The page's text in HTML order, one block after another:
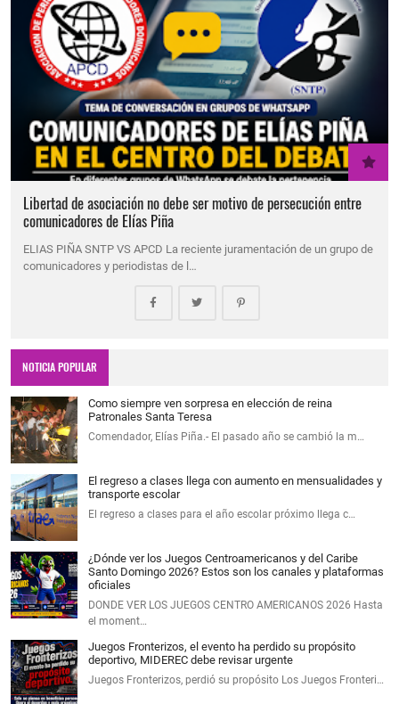
Libertad de asociación no debe ser motivo de persecución entre
comunicadores de Elías Piña
ELIAS PIÑA SNTP VS APCD La reciente juramentación de un grupo de
comunicadores y periodistas de l…
NOTICIA POPULAR
Como siempre ven sorpresa en elección de reina
Patronales Santa Teresa
Comendador, Elías Piña.- El pasado año se cambió la m…
El regreso a clases llega con aumento en mensualidades y
transporte escolar
El regreso a clases para el año escolar próximo llega c…
¿Dónde ver los Juegos Centroamericanos y del Caribe
Santo Domingo 2026? Estos son los canales y plataformas
oficiales
DONDE VER LOS JUEGOS CENTRO AMERICANOS 2026 Hasta
el moment…
Juegos Fronterizos, el evento ha perdido su propósito
deportivo, MIDEREC debe revisar urgente
Juegos Fronterizos, perdió su propósito Los Juegos Fronteri…